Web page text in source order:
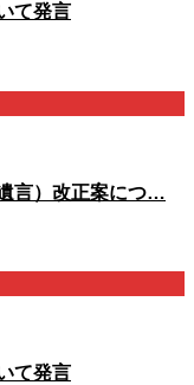
て発言
言）改正案につ…
て発言